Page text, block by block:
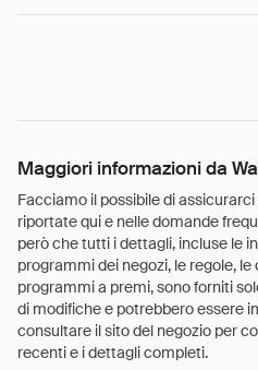
Maggiori informazioni da
Facciamo il possibile di
riportate qui e nelle domande
però che tutti i dettagli, incluse le
programmi dei negozi, le regole,
programmi a premi, sono forniti
di modifiche e potrebbero essere
consultare il sito del negozio per
recenti e i dettagli completi.